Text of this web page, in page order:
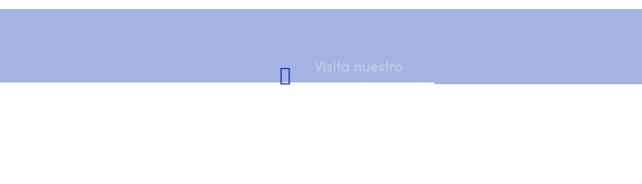
Visita nuestro
Canal de YouTube